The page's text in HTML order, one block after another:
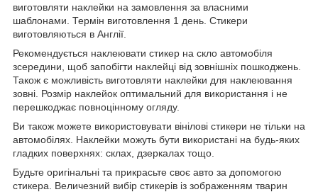
виготовляти наклейки на замовлення за власними
шаблонами. Термін виготовлення 1 день. Стикери
виготовляються в Англії.
Рекомендується наклеювати стикер на скло автомобіля
зсередини, щоб запобігти наклейці від зовнішніх пошкоджень.
Також є можливість виготовляти наклейки для наклеювання
зовні. Розмір наклейок оптимальний для використання і не
перешкоджає повноцінному огляду.
Ви також можете використовувати вінілові стикери не тільки на
автомобілях. Наклейки можуть бути використані на будь-яких
гладких поверхнях: склах, дзеркалах тощо.
Будьте оригінальні та прикрасьте своє авто за допомогою
стикера. Величезний вибір стикерів із зображенням тварин